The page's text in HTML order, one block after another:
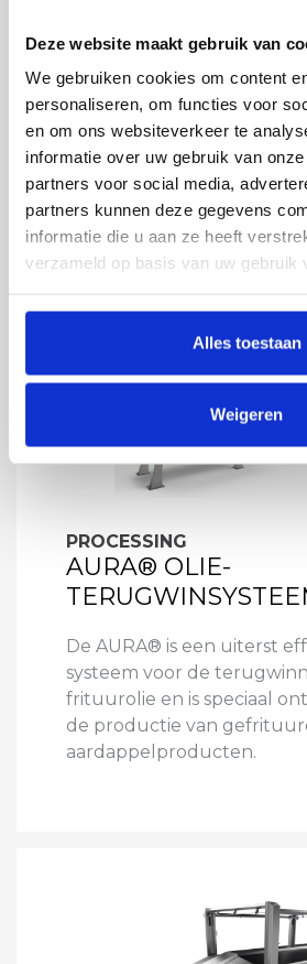
Deze website maakt gebruik van
We gebruiken cookies om content
personaliseren, om functies voor
en om ons websiteverkeer te
informatie over uw gebruik van
partners voor social media,
partners kunnen deze gegevens
informatie die u aan ze heeft
verzameld op basis van uw gebruik
Alles toestaan
Weigeren
robuuste ontwerpcriteria
te sturen
voor optimale efficiency en
operationele kosten.
PROCESSING
AURA® OLIE-
De AURA® is een uiterst
systeem voor de
frituurolie en is speciaal
de productie van
aardappelproducten.